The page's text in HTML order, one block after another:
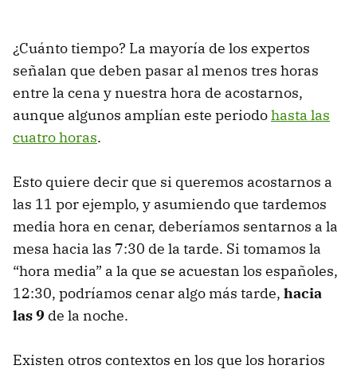
¿Cuánto tiempo? La mayoría de los expertos
señalan que deben pasar al menos tres horas
entre la cena y nuestra hora de acostarnos,
aunque algunos amplían este periodohasta las
cuatro horas.
Esto quiere decir que si queremos acostarnos a
las 11 por ejemplo, y asumiendo que tardemos
media hora en cenar, deberíamos sentarnos a la
mesa hacia las 7:30 de la tarde. Si tomamos la
“hora media” a la que se acuestan los españoles,
12:30, podríamos cenar algo más tarde, hacia
las 9 de la noche.
Existen otros contextos en los que los horarios